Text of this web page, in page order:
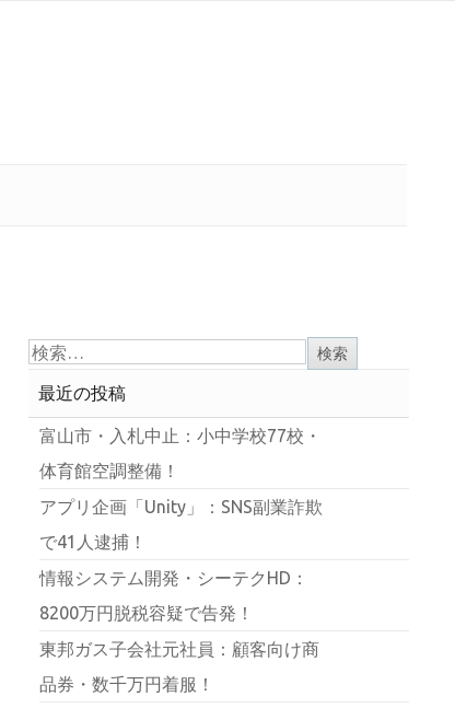
最近の投稿
富山市・入札中止：小中学校77校・
体育館空調整備！
アプリ企画「Unity」：SNS副業詐欺
で41人逮捕！
情報システム開発・シーテクHD：
8200万円脱税容疑で告発！
東邦ガス子会社元社員：顧客向け商
品券・数千万円着服！